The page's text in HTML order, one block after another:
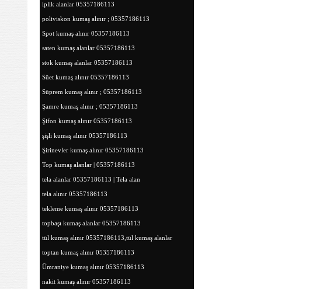
iplik alanlar 05357186113
poliviskon kumaş alınır ; 05357186113
Spot kumaş alınır 05357186113
saten kumaş alanlar 05357186113
stok kumaş alanlar 05357186113
Süet kumaş alınır 05357186113
Süprem kumaş alınır ; 05357186113
Şamre kumaş alınır ; 05357186113
Şifon kumaş alınır 05357186113
şişli kumaş alınır 05357186113
Şirinevler kumaş alınır 05357186113
Top kumaş alanlar | 05357186113
tela alanlar 05357186113 | Tela alan
tela alınır 05357186113
tekleme kumaş alınır 05357186113
topbaşı kumaş alanlar 05357186113
tül kumaş alınır 05357186113,tül kumaş alanlar
toptan kumaş alınır 05357186113
Ümraniye kumaş alınır 05357186113
nakit kumaş alınır 05357186113